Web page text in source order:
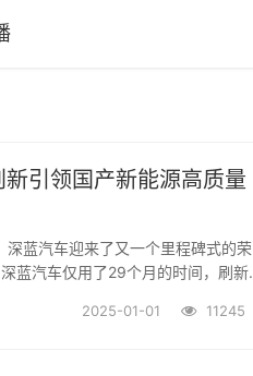
引领国产新能源高质量
蓝汽车迎来了又一个里程碑式的荣
蓝汽车仅用了29个月的时间，刷新
2025-01-01 11245